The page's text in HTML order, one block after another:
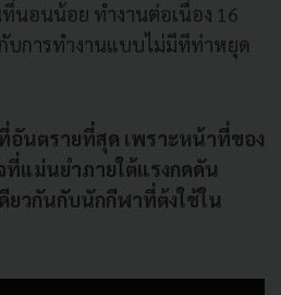
ที่นอนน้อย ทำงานต่อเนื่อง 16
บการทำงานแบบไม่มีทีท่าหยุด
อันตรายที่สุด เพราะหน้าที่ของ
แม่นยำภายใต้แรงกดดัน
ยวกันกับนักกีฬาที่ต้งใช้ใน